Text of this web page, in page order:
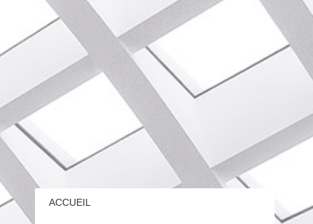
ACCUEIL